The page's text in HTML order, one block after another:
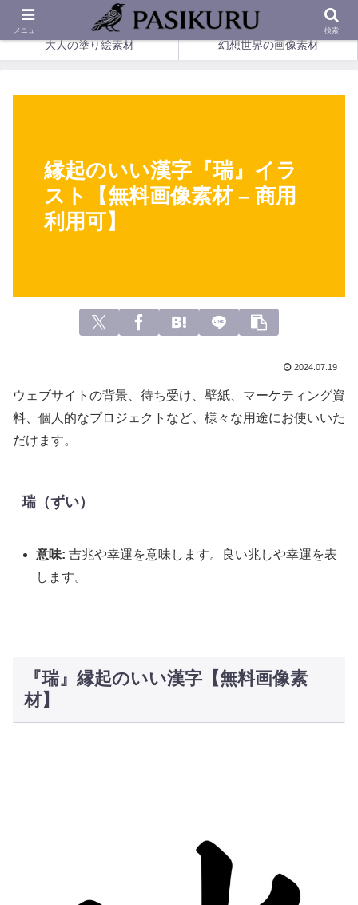
印刷して楽しめる、幻想の塗り絵とやさしい画像素材。
大人の塗り絵素材 幻想世界の画像素材
縁起のいい漢字『瑞』イラ
スト【無料画像素材 – 商用
利用可】
2024.07.19
ウェブサイトの背景、待ち受け、壁紙、マーケティング資
料、個人的なプロジェクトなど、様々な用途にお使いいた
だけます。
瑞（ずい）
意味: 吉兆や幸運を意味します。良い兆しや幸運を表
します。
『瑞』縁起のいい漢字【無料画像素
材】
メニュー 検索